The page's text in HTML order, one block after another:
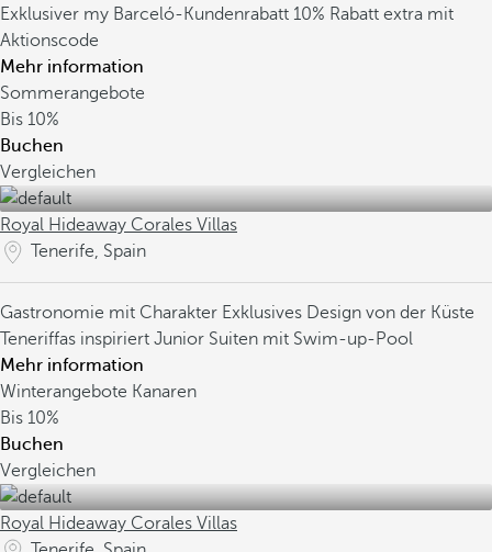
Exklusiver my Barceló-Kundenrabatt 10% Rabatt extra mit
Aktionscode
Mehr information
Sommerangebote
Bis 10%
Buchen
Vergleichen
Royal Hideaway Corales Villas
Tenerife, Spain
Gastronomie mit Charakter Exklusives Design von der Küste
Teneriffas inspiriert Junior Suiten mit Swim-up-Pool
Mehr information
Winterangebote Kanaren
Bis 10%
Buchen
Vergleichen
Royal Hideaway Corales Villas